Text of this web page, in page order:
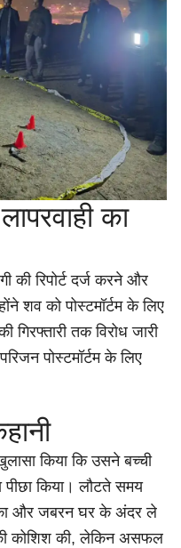
का
की रिपोर्ट दर्ज करने और
शव को पोस्टमॉर्टम के लिए
तक विरोध जारी
पोस्टमॉर्टम के लिए
किया कि उसने बच्ची
किया। लौटते समय
और जबरन घर के अंदर ले
कोशिश की, लेकिन असफल